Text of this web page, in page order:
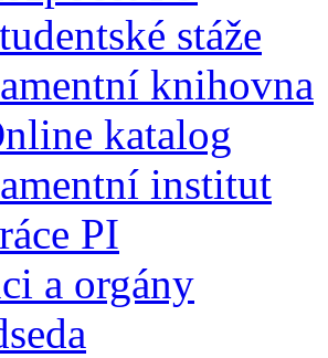
stáže
knihovna
katalog
institut
PI
a orgány